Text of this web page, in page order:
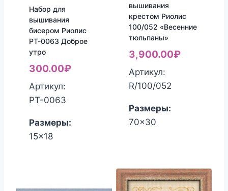
Набор для
вышивания
бисером Риолис
РТ-0063 Доброе
утро
300.00₽
Артикул:
РТ-0063
Размеры:
15x18
вышивания
крестом Риолис
100/052 «Весенние
тюльпаны»
3,900.00₽
Артикул:
R/100/052
Размеры:
70x30